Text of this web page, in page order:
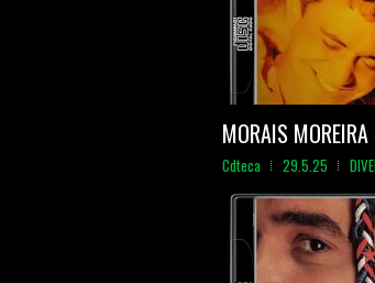
MORAIS
Cdteca 29.5.25